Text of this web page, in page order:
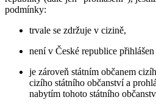
podmínky:
trvale se zdržuje v cizině,
není v České republice
je zároveň státním občanem
cizího státního občanství a
nabytím tohoto státního